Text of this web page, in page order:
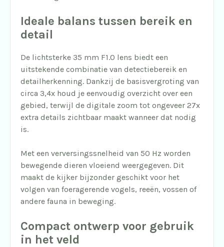
Ideale balans tussen bereik en
detail
De lichtsterke 35 mm F1.0 lens biedt een
uitstekende combinatie van detectiebereik en
detailherkenning. Dankzij de basisvergroting van
circa 3,4x houd je eenvoudig overzicht over een
gebied, terwijl de digitale zoom tot ongeveer 27x
extra details zichtbaar maakt wanneer dat nodig
is.
Met een verversingssnelheid van 50 Hz worden
bewegende dieren vloeiend weergegeven. Dit
maakt de kijker bijzonder geschikt voor het
volgen van foeragerende vogels, reeën, vossen of
andere fauna in beweging.
Compact ontwerp voor gebruik
in het veld